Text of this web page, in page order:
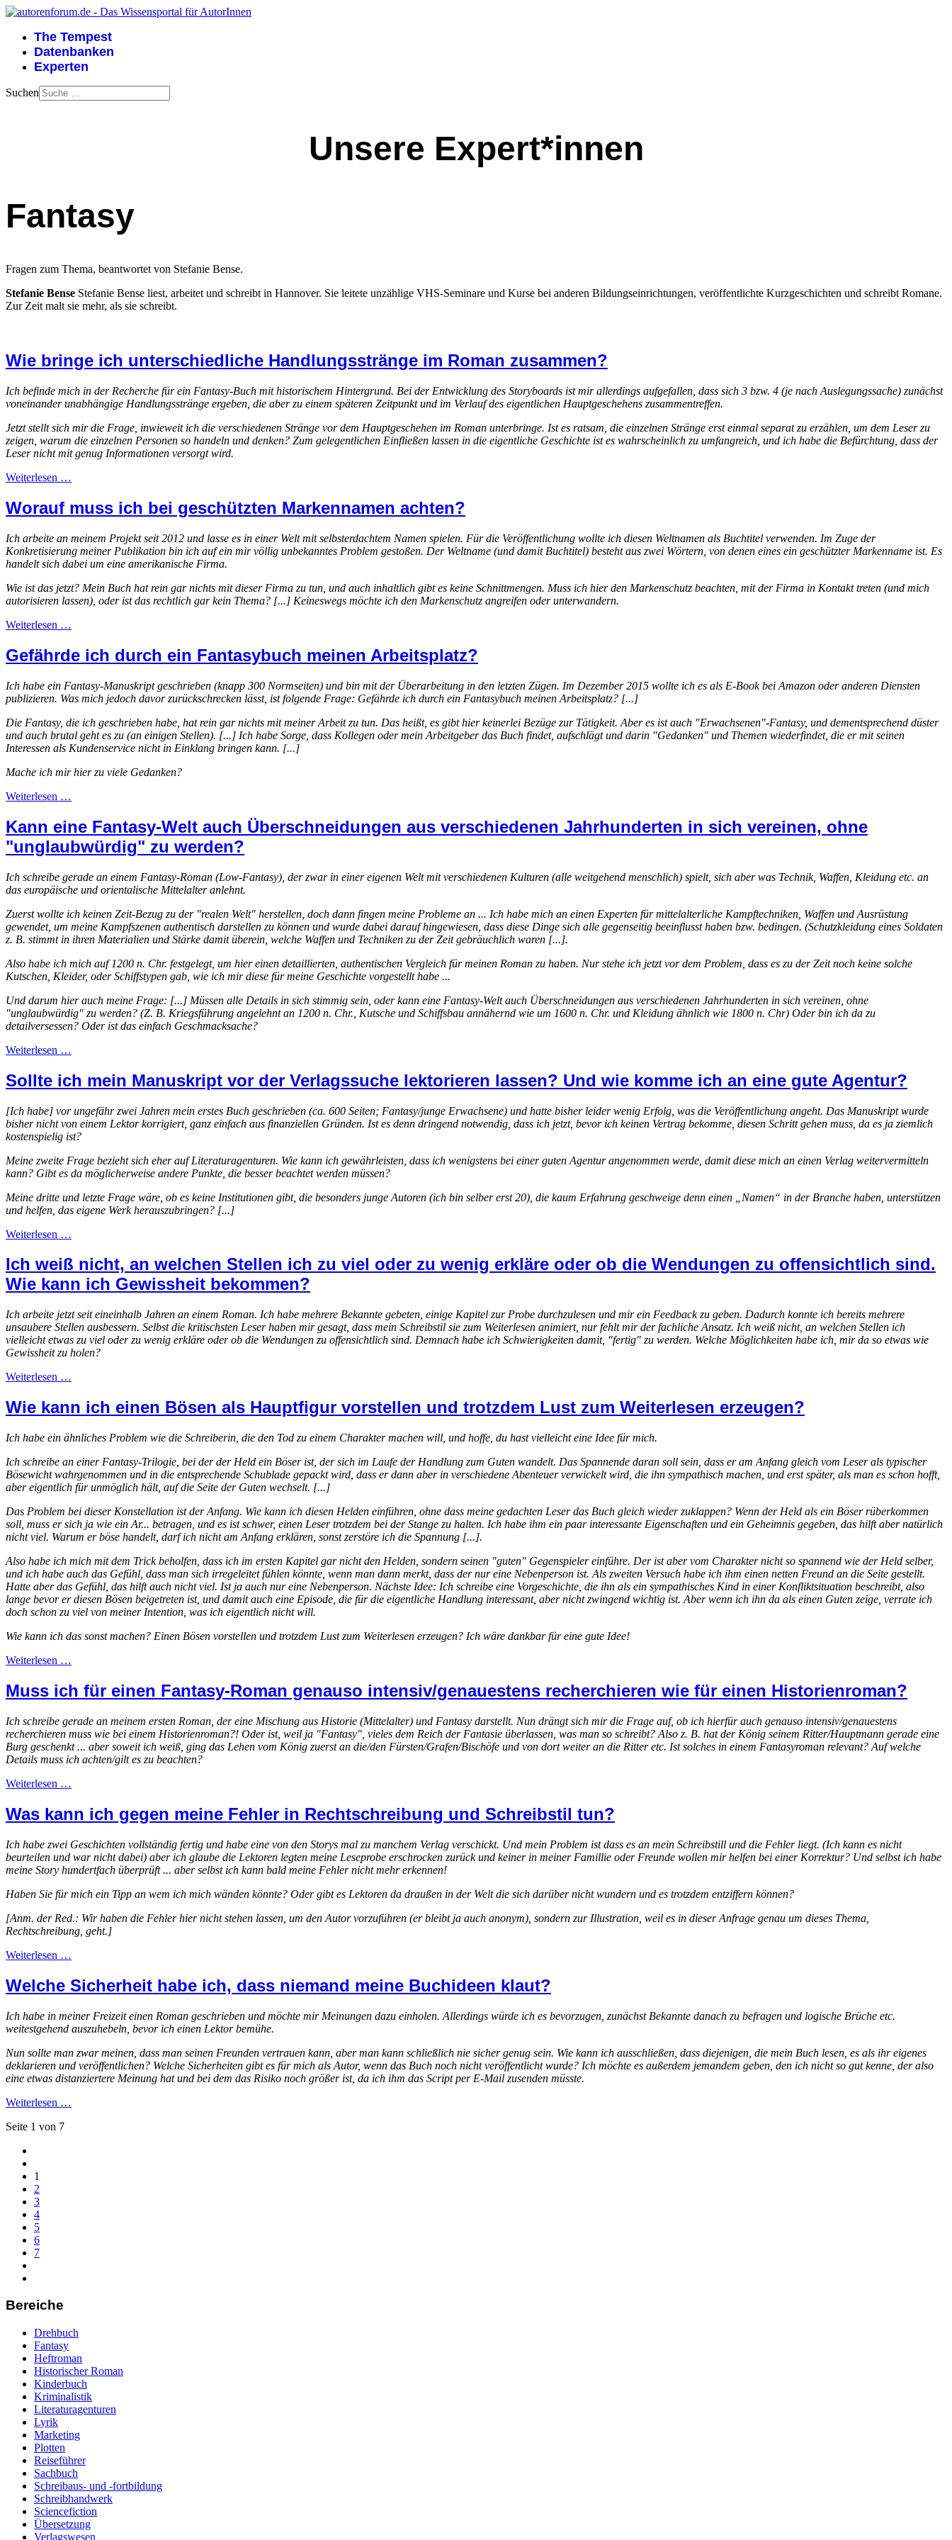
The Tempest
Datenbanken
Experten
Suchen
Unsere Expert*innen
Fantasy
Fragen zum Thema, beantwortet von Stefanie Bense.
Stefanie Bense Stefanie Bense liest, arbeitet und schreibt in Hannover. Sie leitete unzählige VHS-Seminare und Kurse bei anderen Bildungseinrichtungen, veröffentlichte Kurzgeschichten und schreibt Romane.
Zur Zeit malt sie mehr, als sie schreibt.
Wie bringe ich unterschiedliche Handlungsstränge im Roman zusammen?
Ich befinde mich in der Recherche für ein Fantasy-Buch mit historischem Hintergrund. Bei der Entwicklung des Storyboards ist mir allerdings aufgefallen, dass sich 3 bzw. 4 (je nach Auslegungssache) zunächst
voneinander unabhängige Handlungsstränge ergeben, die aber zu einem späteren Zeitpunkt und im Verlauf des eigentlichen Hauptgeschehens zusammentreffen.
Jetzt stellt sich mir die Frage, inwieweit ich die verschiedenen Stränge vor dem Hauptgeschehen im Roman unterbringe. Ist es ratsam, die einzelnen Stränge erst einmal separat zu erzählen, um dem Leser zu
zeigen, warum die einzelnen Personen so handeln und denken? Zum gelegentlichen Einfließen lassen in die eigentliche Geschichte ist es wahrscheinlich zu umfangreich, und ich habe die Befürchtung, dass der
Leser nicht mit genug Informationen versorgt wird.
Weiterlesen …
Worauf muss ich bei geschützten Markennamen achten?
Ich arbeite an meinem Projekt seit 2012 und lasse es in einer Welt mit selbsterdachtem Namen spielen. Für die Veröffentlichung wollte ich diesen Weltnamen als Buchtitel verwenden. Im Zuge der
Konkretisierung meiner Publikation bin ich auf ein mir völlig unbekanntes Problem gestoßen. Der Weltname (und damit Buchtitel) besteht aus zwei Wörtern, von denen eines ein geschützter Markenname ist. Es
handelt sich dabei um eine amerikanische Firma.
Wie ist das jetzt? Mein Buch hat rein gar nichts mit dieser Firma zu tun, und auch inhaltlich gibt es keine Schnittmengen. Muss ich hier den Markenschutz beachten, mit der Firma in Kontakt treten (und mich
autorisieren lassen), oder ist das rechtlich gar kein Thema? [...] Keineswegs möchte ich den Markenschutz angreifen oder unterwandern.
Weiterlesen …
Gefährde ich durch ein Fantasybuch meinen Arbeitsplatz?
Ich habe ein Fantasy-Manuskript geschrieben (knapp 300 Normseiten) und bin mit der Überarbeitung in den letzten Zügen. Im Dezember 2015 wollte ich es als E-Book bei Amazon oder anderen Diensten
publizieren. Was mich jedoch davor zurückschrecken lässt, ist folgende Frage: Gefährde ich durch ein Fantasybuch meinen Arbeitsplatz? [...]
Die Fantasy, die ich geschrieben habe, hat rein gar nichts mit meiner Arbeit zu tun. Das heißt, es gibt hier keinerlei Bezüge zur Tätigkeit. Aber es ist auch "Erwachsenen"-Fantasy, und dementsprechend düster
und auch brutal geht es zu (an einigen Stellen). [...] Ich habe Sorge, dass Kollegen oder mein Arbeitgeber das Buch findet, aufschlägt und darin "Gedanken" und Themen wiederfindet, die er mit seinen
Interessen als Kundenservice nicht in Einklang bringen kann. [...]
Mache ich mir hier zu viele Gedanken?
Weiterlesen …
Kann eine Fantasy-Welt auch Überschneidungen aus verschiedenen Jahrhunderten in sich vereinen, ohne
"unglaubwürdig" zu werden?
Ich schreibe gerade an einem Fantasy-Roman (Low-Fantasy), der zwar in einer eigenen Welt mit verschiedenen Kulturen (alle weitgehend menschlich) spielt, sich aber was Technik, Waffen, Kleidung etc. an
das europäische und orientalische Mittelalter anlehnt.
Zuerst wollte ich keinen Zeit-Bezug zu der "realen Welt" herstellen, doch dann fingen meine Probleme an ... Ich habe mich an einen Experten für mittelalterliche Kampftechniken, Waffen und Ausrüstung
gewendet, um meine Kampfszenen authentisch darstellen zu können und wurde dabei darauf hingewiesen, dass diese Dinge sich alle gegenseitig beeinflusst haben bzw. bedingen. (Schutzkleidung eines Soldaten
z. B. stimmt in ihren Materialien und Stärke damit überein, welche Waffen und Techniken zu der Zeit gebräuchlich waren [...].
Also habe ich mich auf 1200 n. Chr. festgelegt, um hier einen detaillierten, authentischen Vergleich für meinen Roman zu haben. Nur stehe ich jetzt vor dem Problem, dass es zu der Zeit noch keine solche
Kutschen, Kleider, oder Schiffstypen gab, wie ich mir diese für meine Geschichte vorgestellt habe ...
Und darum hier auch meine Frage: [...] Müssen alle Details in sich stimmig sein, oder kann eine Fantasy-Welt auch Überschneidungen aus verschiedenen Jahrhunderten in sich vereinen, ohne
"unglaubwürdig" zu werden? (Z. B. Kriegsführung angelehnt an 1200 n. Chr., Kutsche und Schiffsbau annähernd wie um 1600 n. Chr. und Kleidung ähnlich wie 1800 n. Chr) Oder bin ich da zu
detailversessen? Oder ist das einfach Geschmacksache?
Weiterlesen …
Sollte ich mein Manuskript vor der Verlagssuche lektorieren lassen? Und wie komme ich an eine gute Agentur?
[Ich habe] vor ungefähr zwei Jahren mein erstes Buch geschrieben (ca. 600 Seiten; Fantasy/junge Erwachsene) und hatte bisher leider wenig Erfolg, was die Veröffentlichung angeht. Das Manuskript wurde
bisher nicht von einem Lektor korrigiert, ganz einfach aus finanziellen Gründen. Ist es denn dringend notwendig, dass ich jetzt, bevor ich keinen Vertrag bekomme, diesen Schritt gehen muss, da es ja ziemlich
kostenspielig ist?
Meine zweite Frage bezieht sich eher auf Literaturagenturen. Wie kann ich gewährleisten, dass ich wenigstens bei einer guten Agentur angenommen werde, damit diese mich an einen Verlag weitervermitteln
kann? Gibt es da möglicherweise andere Punkte, die besser beachtet werden müssen?
Meine dritte und letzte Frage wäre, ob es keine Institutionen gibt, die besonders junge Autoren (ich bin selber erst 20), die kaum Erfahrung geschweige denn einen „Namen“ in der Branche haben, unterstützen
und helfen, das eigene Werk herauszubringen? [...]
Weiterlesen …
Ich weiß nicht, an welchen Stellen ich zu viel oder zu wenig erkläre oder ob die Wendungen zu offensichtlich sind.
Wie kann ich Gewissheit bekommen?
Ich arbeite jetzt seit eineinhalb Jahren an einem Roman. Ich habe mehrere Bekannte gebeten, einige Kapitel zur Probe durchzulesen und mir ein Feedback zu geben. Dadurch konnte ich bereits mehrere
unsaubere Stellen ausbessern. Selbst die kritischsten Leser haben mir gesagt, dass mein Schreibstil sie zum Weiterlesen animiert, nur fehlt mir der fachliche Ansatz. Ich weiß nicht, an welchen Stellen ich
vielleicht etwas zu viel oder zu wenig erkläre oder ob die Wendungen zu offensichtlich sind. Demnach habe ich Schwierigkeiten damit, "fertig" zu werden. Welche Möglichkeiten habe ich, mir da so etwas wie
Gewissheit zu holen?
Weiterlesen …
Wie kann ich einen Bösen als Hauptfigur vorstellen und trotzdem Lust zum Weiterlesen erzeugen?
Ich habe ein ähnliches Problem wie die Schreiberin, die den Tod zu einem Charakter machen will, und hoffe, du hast vielleicht eine Idee für mich.
Ich schreibe an einer Fantasy-Trilogie, bei der der Held ein Böser ist, der sich im Laufe der Handlung zum Guten wandelt. Das Spannende daran soll sein, dass er am Anfang gleich vom Leser als typischer
Bösewicht wahrgenommen und in die entsprechende Schublade gepackt wird, dass er dann aber in verschiedene Abenteuer verwickelt wird, die ihn sympathisch machen, und erst später, als man es schon hofft,
aber eigentlich für unmöglich hält, auf die Seite der Guten wechselt. [...]
Das Problem bei dieser Konstellation ist der Anfang. Wie kann ich diesen Helden einführen, ohne dass meine gedachten Leser das Buch gleich wieder zuklappen? Wenn der Held als ein Böser rüberkommen
soll, muss er sich ja wie ein Ar... betragen, und es ist schwer, einen Leser trotzdem bei der Stange zu halten. Ich habe ihm ein paar interessante Eigenschaften und ein Geheimnis gegeben, das hilft aber natürlich
nicht viel. Warum er böse handelt, darf ich nicht am Anfang erklären, sonst zerstöre ich die Spannung [...].
Also habe ich mich mit dem Trick beholfen, dass ich im ersten Kapitel gar nicht den Helden, sondern seinen "guten" Gegenspieler einführe. Der ist aber vom Charakter nicht so spannend wie der Held selber,
und ich habe auch das Gefühl, dass man sich irregeleitet fühlen könnte, wenn man dann merkt, dass der nur eine Nebenperson ist. Als zweiten Versuch habe ich ihm einen netten Freund an die Seite gestellt.
Hatte aber das Gefühl, das hilft auch nicht viel. Ist ja auch nur eine Nebenperson. Nächste Idee: Ich schreibe eine Vorgeschichte, die ihn als ein sympathisches Kind in einer Konfliktsituation beschreibt, also
lange bevor er diesen Bösen beigetreten ist, und damit auch eine Episode, die für die eigentliche Handlung interessant, aber nicht zwingend wichtig ist. Aber wenn ich ihn da als einen Guten zeige, verrate ich
doch schon zu viel von meiner Intention, was ich eigentlich nicht will.
Wie kann ich das sonst machen? Einen Bösen vorstellen und trotzdem Lust zum Weiterlesen erzeugen? Ich wäre dankbar für eine gute Idee!
Weiterlesen …
Muss ich für einen Fantasy-Roman genauso intensiv/genauestens recherchieren wie für einen Historienroman?
Ich schreibe gerade an meinem ersten Roman, der eine Mischung aus Historie (Mittelalter) und Fantasy darstellt. Nun drängt sich mir die Frage auf, ob ich hierfür auch genauso intensiv/genauestens
recherchieren muss wie bei einem Historienroman?! Oder ist, weil ja "Fantasy", vieles dem Reich der Fantasie überlassen, was man so schreibt? Also z. B. hat der König seinem Ritter/Hauptmann gerade eine
Burg geschenkt ... aber soweit ich weiß, ging das Lehen vom König zuerst an die/den Fürsten/Grafen/Bischöfe und von dort weiter an die Ritter etc. Ist solches in einem Fantasyroman relevant? Auf welche
Details muss ich achten/gilt es zu beachten?
Weiterlesen …
Was kann ich gegen meine Fehler in Rechtschreibung und Schreibstil tun?
Ich habe zwei Geschichten vollständig fertig und habe eine von den Storys mal zu manchem Verlag verschickt. Und mein Problem ist dass es an mein Schreibstill und die Fehler liegt. (Ich kann es nicht
beurteilen und war nicht dabei) aber ich glaube die Lektoren legten meine Leseprobe erschrocken zurück und keiner in meiner Famillie oder Freunde wollen mir helfen bei einer Korrektur? Und selbst ich habe
meine Story hundertfach überprüft ... aber selbst ich kann bald meine Fehler nicht mehr erkennen!
Haben Sie für mich ein Tipp an wem ich mich wänden könnte? Oder gibt es Lektoren da draußen in der Welt die sich darüber nicht wundern und es trotzdem entziffern können?
[Anm. der Red.: Wir haben die Fehler hier nicht stehen lassen, um den Autor vorzuführen (er bleibt ja auch anonym), sondern zur Illustration, weil es in dieser Anfrage genau um dieses Thema,
Rechtschreibung, geht.]
Weiterlesen …
Welche Sicherheit habe ich, dass niemand meine Buchideen klaut?
Ich habe in meiner Freizeit einen Roman geschrieben und möchte mir Meinungen dazu einholen. Allerdings würde ich es bevorzugen, zunächst Bekannte danach zu befragen und logische Brüche etc.
weitestgehend auszuhebeln, bevor ich einen Lektor bemühe.
Nun sollte man zwar meinen, dass man seinen Freunden vertrauen kann, aber man kann schließlich nie sicher genug sein. Wie kann ich ausschließen, dass diejenigen, die mein Buch lesen, es als ihr eigenes
deklarieren und veröffentlichen? Welche Sicherheiten gibt es für mich als Autor, wenn das Buch noch nicht veröffentlicht wurde? Ich möchte es außerdem jemandem geben, den ich nicht so gut kenne, der also
eine etwas distanziertere Meinung hat und bei dem das Risiko noch größer ist, da ich ihm das Script per E-Mail zusenden müsste.
Weiterlesen …
Seite 1 von 7
1
2
3
4
5
6
7
Bereiche
Drehbuch
Fantasy
Heftroman
Historischer Roman
Kinderbuch
Kriminalistik
Literaturagenturen
Lyrik
Marketing
Plotten
Reiseführer
Sachbuch
Schreibaus- und -fortbildung
Schreibhandwerk
Sciencefiction
Übersetzung
Verlagswesen